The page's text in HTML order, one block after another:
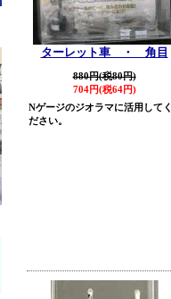
ターレット車 ・ 角目
880円(税80円)
704円(税64円)
Nゲージのジオラマに活用してく
ださい。